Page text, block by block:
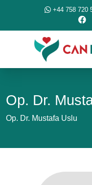
+44 758 720
Op. Dr.
Op. Dr. Mustafa Uslu